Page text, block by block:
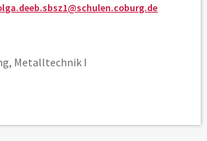
Metalltechnik I